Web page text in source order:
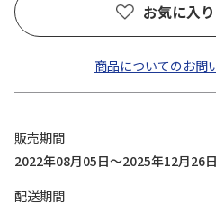
お気に入
商品についてのお問
販売期間
2022年08月05日～2025年12月26日
配送期間